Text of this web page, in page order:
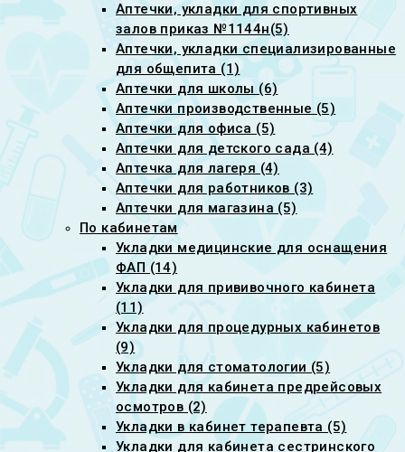
Аптечки, укладки для спортивных
залов приказ №1144н(5)
Аптечки, укладки специализированные
для общепита (1)
Аптечки для школы (6)
Аптечки производственные (5)
Аптечки для офиса (5)
Аптечки для детского сада (4)
Аптечка для лагеря (4)
Аптечки для работников (3)
Аптечки для магазина (5)
По кабинетам
Укладки медицинские для оснащения
ФАП (14)
Укладки для прививочного кабинета
(11)
Укладки для процедурных кабинетов
(9)
Укладки для стоматологии (5)
Укладки для кабинета предрейсовых
осмотров (2)
Укладки в кабинет терапевта (5)
Укладки для кабинета сестринского